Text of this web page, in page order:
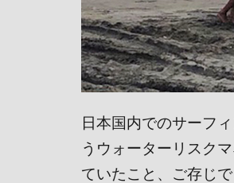
日本国内でのサーフ
うウォーターリスク
ていたこと 、ご存じ